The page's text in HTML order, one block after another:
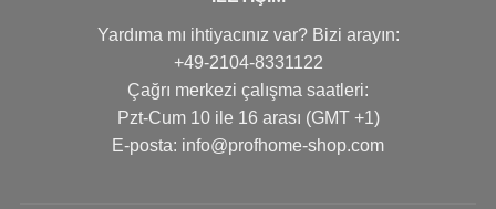
Yardıma mı ihtiyacınız var? Bizi arayın:
+49-2104-8331122
Çağrı merkezi çalışma saatleri:
Pzt-Cum 10 ile 16 arası (GMT +1)
Е-posta: info@profhome-shop.com